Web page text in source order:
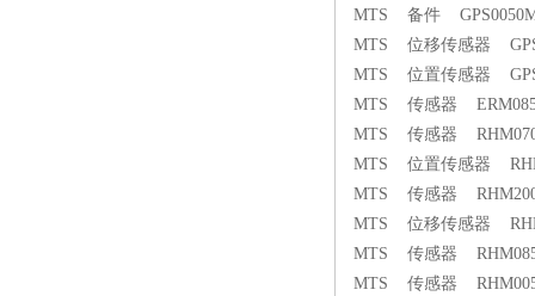
MTS 备件
MTS 位移传感器
MTS 位置传感器
MTS 传感器
MTS 传感器
MTS 位置传感器
MTS 传感器
MTS 位移传感器
MTS 传感器
MTS 传感器